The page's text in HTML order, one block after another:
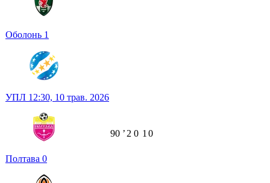
Оболонь 1
УПЛ 12:30, 10 трав. 2026
Полтава 0
90 ʼ 2 0 1 0